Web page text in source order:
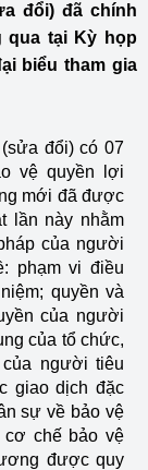
đổi) đã chính
qua tại Kỳ họp
biểu tham gia
đổi) có 07
vệ quyền lợi
mới đã được
lần này nhằm
của người
phạm vi điều
quyền và
của người
của tổ chức,
người tiêu
giao dịch đặc
sự về bảo vệ
chế bảo vệ
được quy